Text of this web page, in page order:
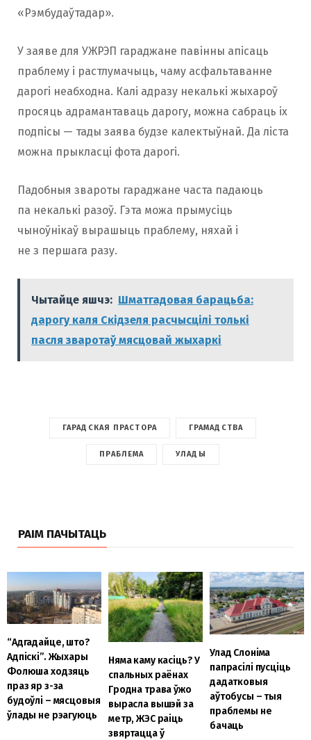
«Рэмбудаўтадар».
У заяве для УЖРЭП гараджане павінны апісаць
праблему і растлумачыць, чаму асфальтаванне
дарогі неабходна. Калі адразу некалькі жыхароў
просяць адрамантаваць дарогу, можна сабраць іх
подпісы — тады заява будзе калектыўнай. Да ліста
можна прыкласці фота дарогі.
Падобныя звароты гараджане часта падаюць
па некалькі разоў. Гэта можа прымусіць
чыноўнікаў вырашыць праблему, няхай і
не з першага разу.
Чытайце яшчэ: Шматгадовая барацьба:
дарогу каля Скідзеля расчысцілі толькі
пасля зваротаў мясцовай жыхаркі
ГАРАДСКАЯ ПРАСТОРА ГРАМАДСТВА
ПРАБЛЕМА УЛАДЫ
РАІМ ПАЧЫТАЦЬ
“Адгадайце, што?
Адпіскі”. Жыхары
Фолюша ходзяць
праз яр з-за
будоўлі – мясцовыя
ўлады не рэагуюць
Няма каму касіць? У
спальных раёнах
Гродна трава ўжо
вырасла вышэй за
метр, ЖЭС раіць
звяртацца ў
Улад Слоніма
папрасілі пусціць
дадатковыя
аўтобусы – тыя
праблемы не
бачаць